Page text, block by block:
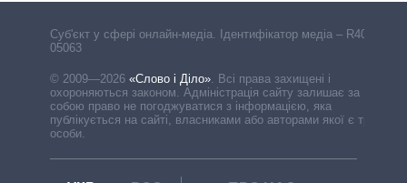
Cуб'єкт у сфері онлайн-медіа. Ідентифікатор медіа – R40-
05063
© 2009—2026 «Слово і Діло». Всі права захищені і
охороняються законом. Адміністрація сайту залишає за
собою право не погоджуватися з інформацією, яка
публікується на сайті, власниками або авторами якої є треті
особи.